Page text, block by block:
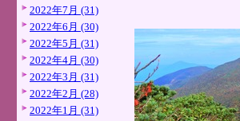
2022年7月 (31)
2022年6月 (30)
2022年5月 (31)
2022年4月 (30)
2022年3月 (31)
2022年2月 (28)
2022年1月 (31)